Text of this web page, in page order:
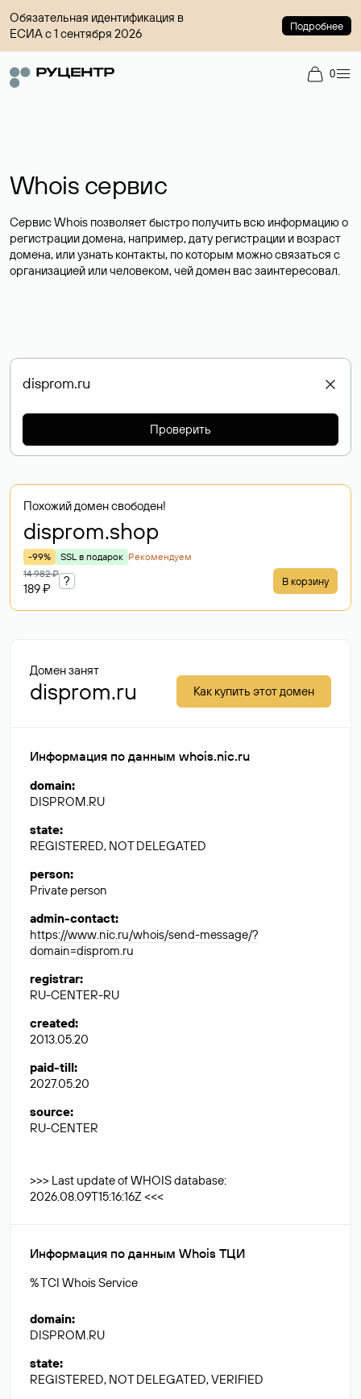
Обязательная идентификация в
ЕСИА с 1 сентября 2026
Подробнее
0
Whois сервис
Сервис Whois позволяет быстро получить всю информацию о
регистрации домена, например, дату регистрации и возраст
домена, или узнать контакты, по которым можно связаться с
организацией или человеком, чей домен вас заинтересовал.
Проверить
Похожий домен свободен!
disprom.shop
-99% SSL в подарок Рекомендуем
14 982 ₽
189 ₽
? В корзину
Домен занят
disprom.ru Как купить этот домен
Информация по данным whois.nic.ru
domain:
DISPROM.RU
state:
REGISTERED, NOT DELEGATED
person:
Private person
admin-contact:
https://www.nic.ru/whois/send-message/?
domain=disprom.ru
registrar:
RU-CENTER-RU
created:
2013.05.20
paid-till:
2027.05.20
source:
RU-CENTER
>>> Last update of WHOIS database:
2026.08.09T15:16:16Z <<<
Информация по данным Whois ТЦИ
% TCI Whois Service
domain:
DISPROM.RU
state:
REGISTERED, NOT DELEGATED, VERIFIED